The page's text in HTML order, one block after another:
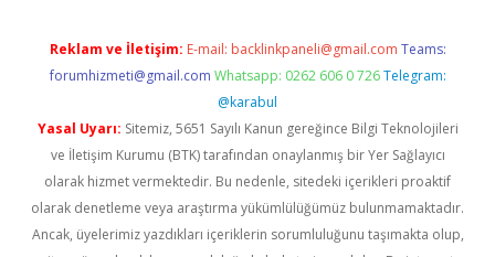
Reklam ve İletişim: E-mail: backlinkpaneli@gmail.com Teams:
forumhizmeti@gmail.com Whatsapp: 0262 606 0 726 Telegram:
@karabul
Yasal Uyarı: Sitemiz, 5651 Sayılı Kanun gereğince Bilgi Teknolojileri
ve İletişim Kurumu (BTK) tarafından onaylanmış bir Yer Sağlayıcı
olarak hizmet vermektedir. Bu nedenle, sitedeki içerikleri proaktif
olarak denetleme veya araştırma yükümlülüğümüz bulunmamaktadır.
Ancak, üyelerimiz yazdıkları içeriklerin sorumluluğunu taşımakta olup,